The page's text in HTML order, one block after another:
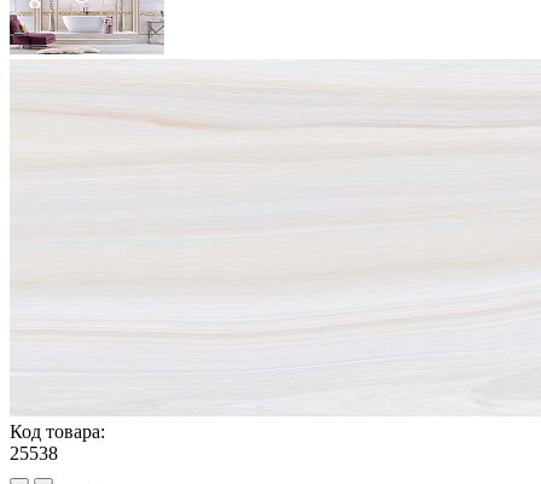
Код товара:
25538